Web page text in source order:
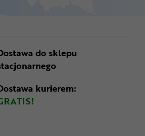
do sklepu
kurierem: